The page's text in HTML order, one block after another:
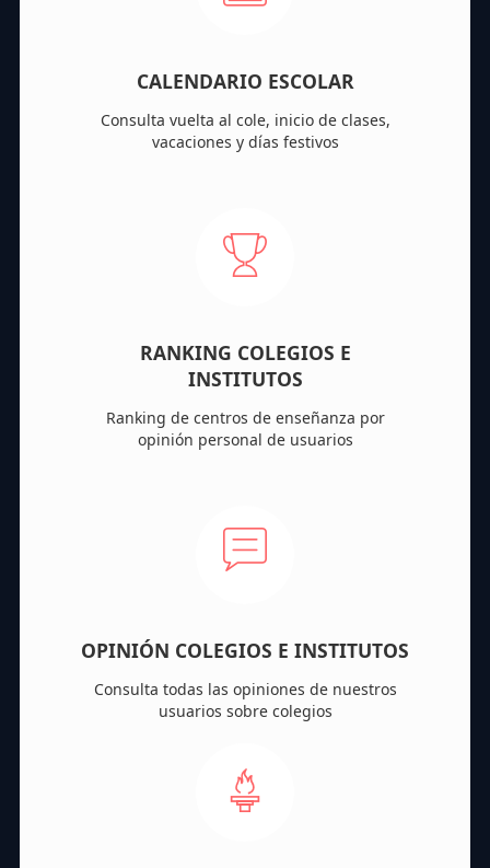
CALENDARIO ESCOLAR
Consulta vuelta al cole, inicio de clases,
vacaciones y días festivos
RANKING COLEGIOS E
INSTITUTOS
Ranking de centros de enseñanza por
opinión personal de usuarios
OPINIÓN COLEGIOS E INSTITUTOS
Consulta todas las opiniones de nuestros
usuarios sobre colegios